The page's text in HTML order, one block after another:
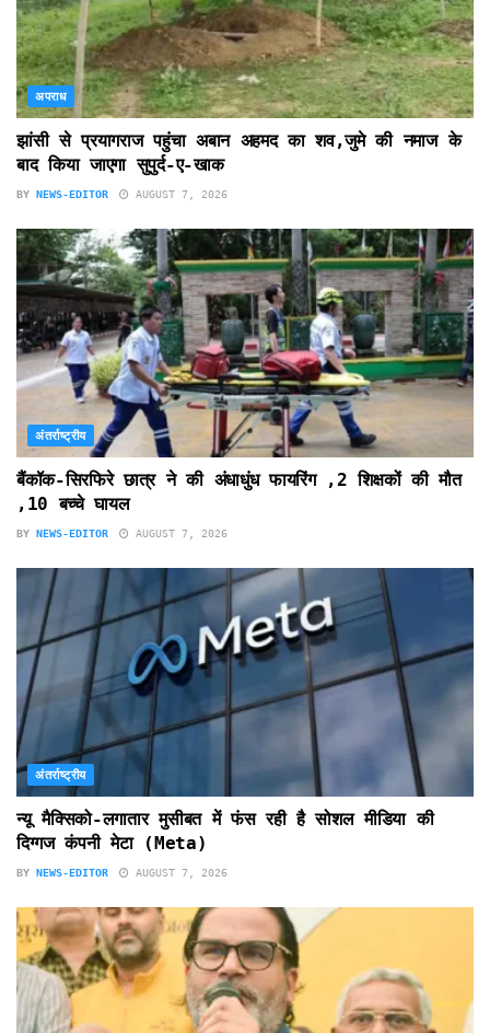
अपराध
झांसी से प्रयागराज पहुंचा अबान अहमद का शव,जुमे की नमाज के
बाद किया जाएगा सुपुर्द-ए-खाक
BY NEWS-EDITOR AUGUST 7, 2026
अंतर्राष्ट्रीय
बैंकॉक-सिरफिरे छात्र ने की अंधाधुंध फायरिंग ,2 शिक्षकों की मौत
,10 बच्चे घायल
BY NEWS-EDITOR AUGUST 7, 2026
अंतर्राष्ट्रीय
न्यू मैक्सिको-लगातार मुसीबत में फंस रही है सोशल मीडिया की
दिग्गज कंपनी मेटा (Meta)
BY NEWS-EDITOR AUGUST 7, 2026